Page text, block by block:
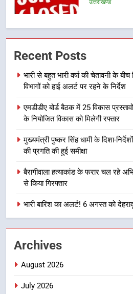
सीसीटीवी,
कांवड़ मार्ग
प्रदेश
का शुभारंभ
उत्तराखण्ड
8
ब्लैक स्पॉट होंगे
1
जिला प्रशासन
अलर्ट पर रहने
2
Recent Posts
भारी से बहुत भारी वर्षा की चेतावनी के
विभागों को हाई अलर्ट पर रहने के निर्देश
एमडीडीए बोर्ड बैठक में 25 विकास
के नियोजित विकास को मिलेगी रफ्तार
मुख्यमंत्री पुष्कर सिंह धामी के दिशा-
की प्रगति की हुई समीक्षा
बैरागीवाला हत्याकांड के फरार चल रहे
से किया गिरफ्तार
भारी बारिश का अलर्ट! 6 अगस्त को
Archives
August 2026
July 2026